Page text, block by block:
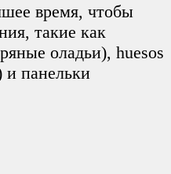
время, чтобы
такие как
оладьи), huesos
и панельки